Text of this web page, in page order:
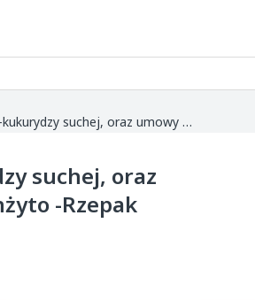
P.H.U.T SIEMBIDA Potok Wielki Skup zbóż -kukurydzy suchej, oraz umowy na nowe zbiory -pszenicy -jęczmień -pszenżyto -Rzepak Możliwość rezerwacji ceny
suchej, oraz
-Rzepak